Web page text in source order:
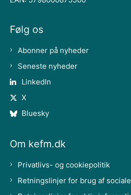
Følg os
Abonner på nyheder
Seneste nyheder
LinkedIn
X
Bluesky
Om kefm.dk
Privatlivs- og cookiepolitik
Retningslinjer for brug af